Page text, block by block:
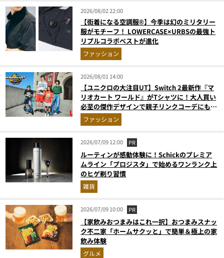
2026/08/02 22:00
【街着になる空調服®】今季は幻のミリタリー
服がモチーフ！ LOWERCASE×URBSの最強ト
リプルコラボベストが進化
ファッション
2026/08/01 14:00
【ユニクロの大注目UT】Switch 2最新作『マ
リオカート ワールド』がTシャツに！大人買い
必至の傑作デザインで親子リンクコーデにも最
適ファッション
2026/07/09 12:00 PR
ルーティンが感動体験に！Schickのプレミア
ムライン「プロジスタ」で始めるワンランク上
のヒゲ剃り習慣
雑貨
2026/07/09 10:00 PR
【家飲みおつまみはこれ一択】おつまみスナッ
ク不二家「ホームサクッと」で簡単＆極上の家
飲み体験
グルメ